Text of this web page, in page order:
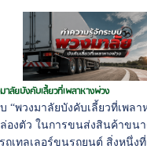
าลัยบังคับเลี้ยวที่เพลาหางพ่วง
“พวงมาลัยบังคับเลี้ยวที่เพลา
องตัว ในการขนส่งสินค้าขน
เทลเลอร์ขนรถยนต์ สิ่งหนึ่งที่เ